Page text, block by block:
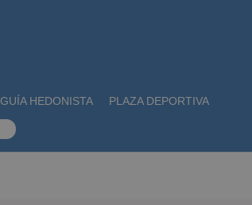
GUÍA HEDONISTA PLAZA DEPORTIVA